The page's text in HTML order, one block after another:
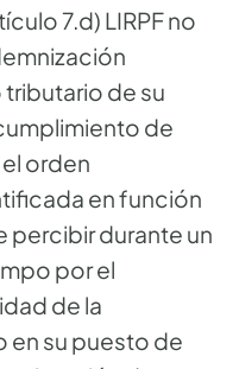
7.d) LIRPF no
de su
de
orden
en función
percibir durante un
por el
de la
en su puesto de